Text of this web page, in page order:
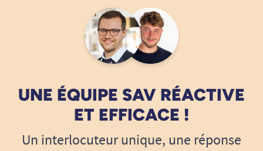
UNE ÉQUIPE SAV RÉACTIVE
ET EFFICACE !
Un interlocuteur unique, une réponse